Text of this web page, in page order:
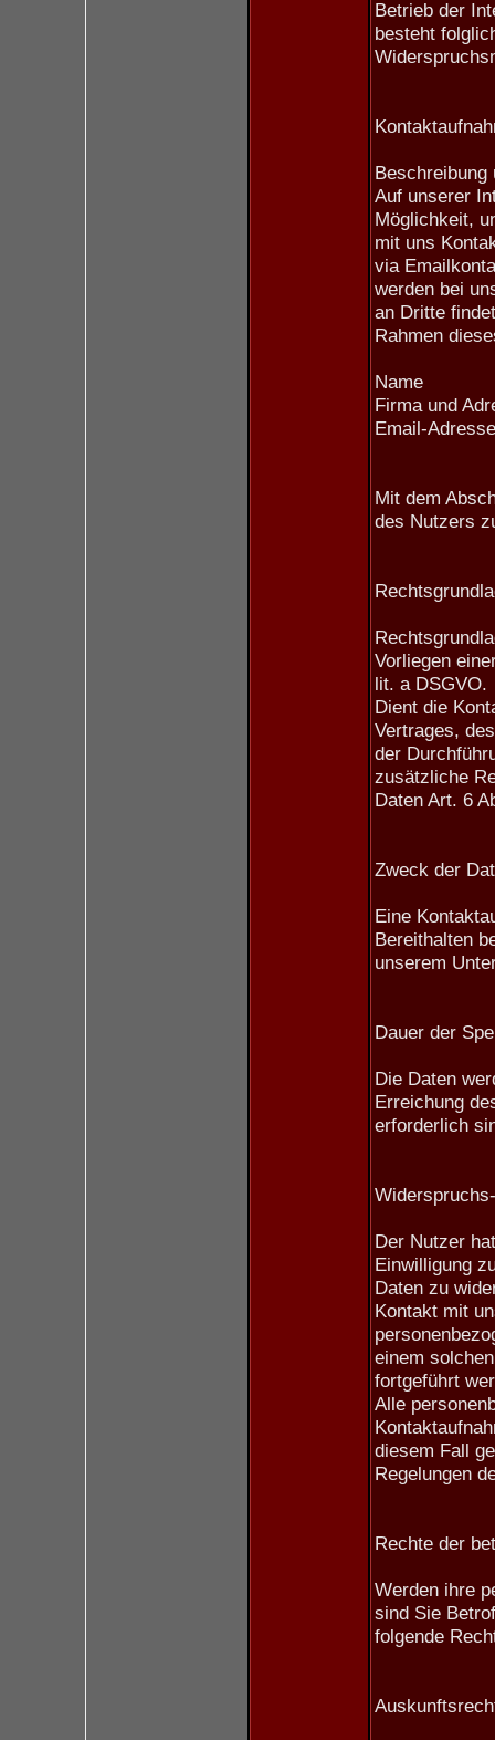
Betrieb der
besteht
Beschreibung
Auf unserer
Möglichkeit,
mit uns
via
werden bei
an Dritte
Rahmen
Name
Firma und
Email-Adresse
Mit dem
des Nutzers
Vorliegen
lit. a DSGVO.
Dient die
Vertrages,
der
zusätzliche
Daten Art. 6
Zweck der
Eine
Bereithalten
unserem
Dauer der
Die Daten
Erreichung
erforderlich
Der Nutzer
Einwilligung
Daten zu
Kontakt mit
einem
fortgeführt
Alle
diesem Fall
Regelungen
Rechte der
Werden ihre
sind Sie
folgende